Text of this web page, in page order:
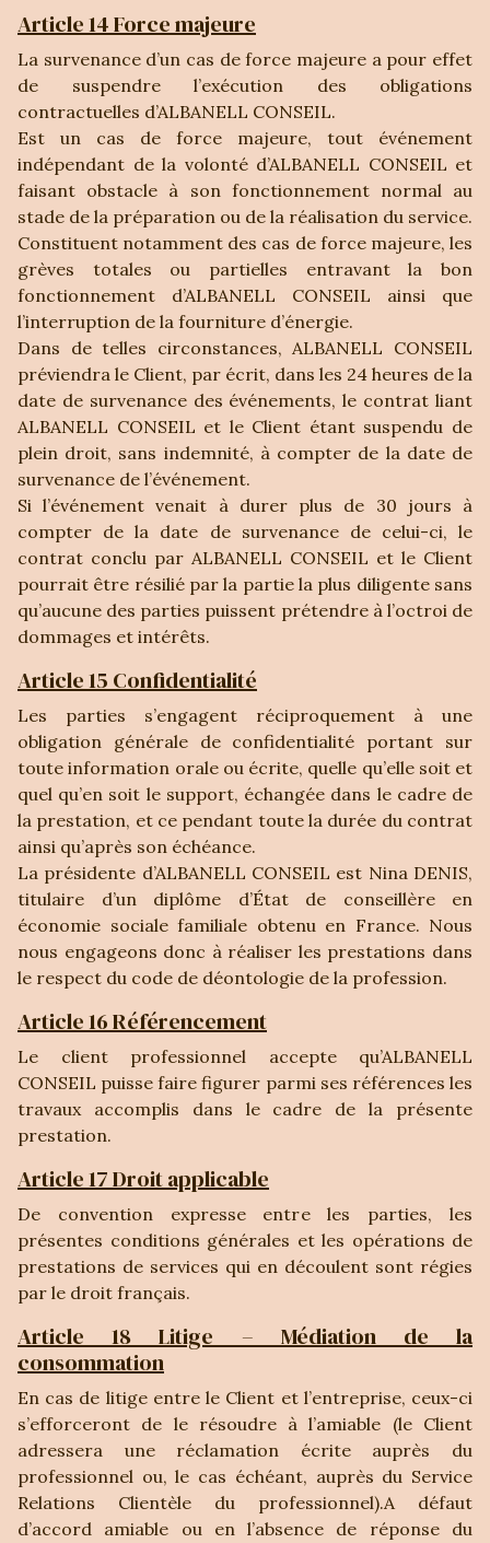
Article 14 Force majeure
La survenance d’un cas de force majeure a pour effet
de suspendre l’exécution des obligations
contractuelles d’ALBANELL CONSEIL.
Est un cas de force majeure, tout événement
indépendant de la volonté d’ALBANELL CONSEIL et
faisant obstacle à son fonctionnement normal au
stade de la préparation ou de la réalisation du service.
Constituent notamment des cas de force majeure, les
grèves totales ou partielles entravant la bon
fonctionnement d’ALBANELL CONSEIL ainsi que
l’interruption de la fourniture d’énergie.
Dans de telles circonstances, ALBANELL CONSEIL
préviendra le Client, par écrit, dans les 24 heures de la
date de survenance des événements, le contrat liant
ALBANELL CONSEIL et le Client étant suspendu de
plein droit, sans indemnité, à compter de la date de
survenance de l’événement.
Si l’événement venait à durer plus de 30 jours à
compter de la date de survenance de celui-ci, le
contrat conclu par ALBANELL CONSEIL et le Client
pourrait être résilié par la partie la plus diligente sans
qu’aucune des parties puissent prétendre à l’octroi de
dommages et intérêts.
Article 15 Confidentialité
Les parties s’engagent réciproquement à une
obligation générale de confidentialité portant sur
toute information orale ou écrite, quelle qu’elle soit et
quel qu’en soit le support, échangée dans le cadre de
la prestation, et ce pendant toute la durée du contrat
ainsi qu’après son échéance.
La présidente d’ALBANELL CONSEIL est Nina DENIS,
titulaire d’un diplôme d’État de conseillère en
économie sociale familiale obtenu en France. Nous
nous engageons donc à réaliser les prestations dans
le respect du code de déontologie de la profession.
Article 16 Référencement
Le client professionnel accepte qu’ALBANELL
CONSEIL puisse faire figurer parmi ses références les
travaux accomplis dans le cadre de la présente
prestation.
Article 17 Droit applicable
De convention expresse entre les parties, les
présentes conditions générales et les opérations de
prestations de services qui en découlent sont régies
par le droit français.
Article 18 Litige – Médiation de la
consommation
En cas de litige entre le Client et l’entreprise, ceux-ci
s’efforceront de le résoudre à l’amiable (le Client
adressera une réclamation écrite auprès du
professionnel ou, le cas échéant, auprès du Service
Relations Clientèle du professionnel).A défaut
d’accord amiable ou en l’absence de réponse du